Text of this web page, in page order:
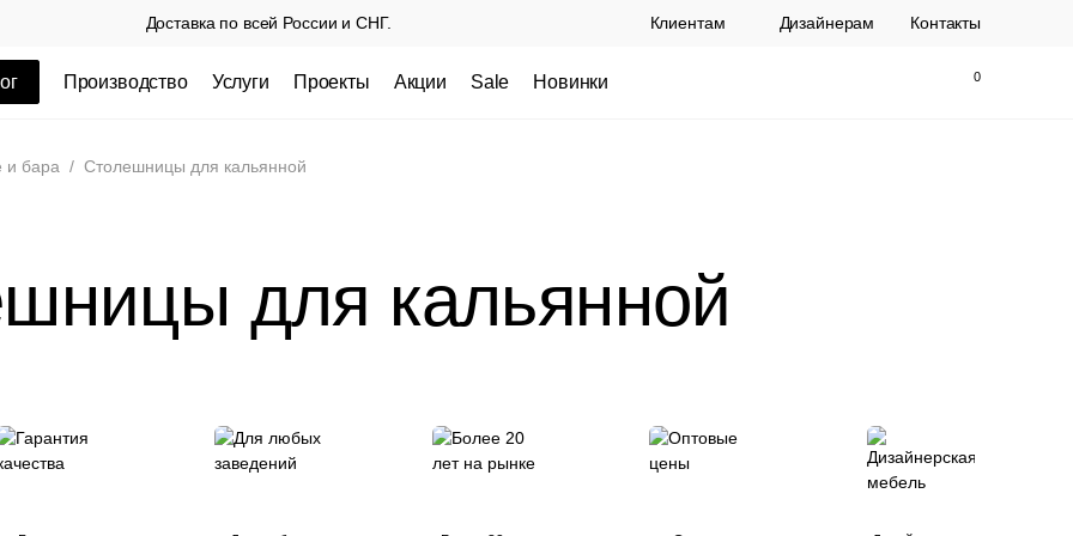
Доставка по всей России и СНГ. Клиентам Дизайнерам Контакты
Производство Услуги Проекты Акции Sale Новинки
товары
кромка ПВХ
3 432 РУБ.
3 100 РУБ.
21 250 РУБ.
и бара / Столешницы для кальянной
для кальянной